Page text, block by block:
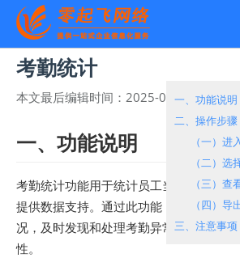
考勤统计
本文最后编辑时间： 2025-05-23 16:02:00
一、功能说明
考勤统计功能用于统计员工当月的异常考
提供数据支持。通过此功能，您可以快速
况，及时发现和处理考勤异常，提高考勤
性。
一、功能说明
二、操作步骤
（一）进
（二）选
（三）查
（四）导
三、注意事项